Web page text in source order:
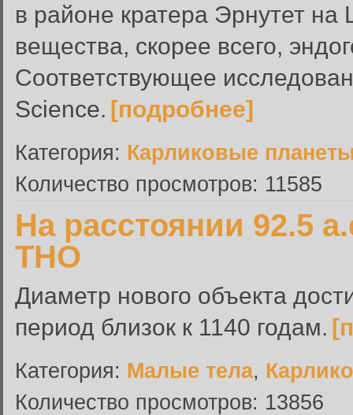
в районе кратера Эрнутет на
вещества, скорее всего,
Соответствующее
Science. [подробнее]
Категория: Карликовые
Количество просмотров: 11585
На расстоянии 92.5
ТНО
Диаметр нового объекта
период близок к 1140 годам.
Категория: Малые тела,
Количество просмотров: 13856